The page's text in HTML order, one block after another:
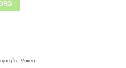
Vuxen